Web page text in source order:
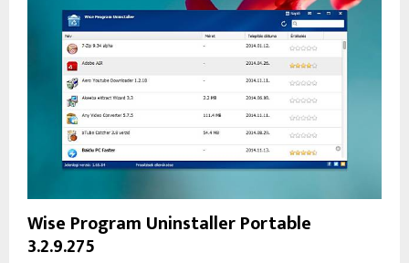
Wise Program Uninstaller Portable
3.2.9.275